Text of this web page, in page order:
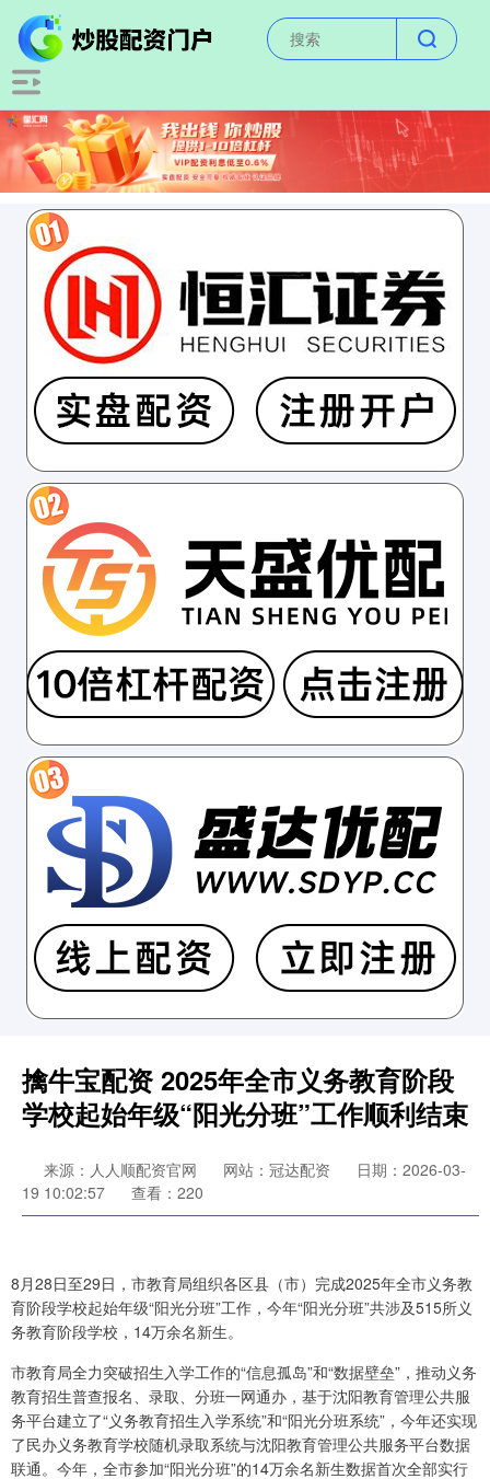
擒牛宝配资 2025年全市义务教育阶段
学校起始年级“阳光分班”工作顺利结束
来源：人人顺配资官网 网站：冠达配资
日期：2026-03-
19 10:02:57
查看：220
8月28日至29日，市教育局组织各区县（市）完成2025年全市义务教
育阶段学校起始年级“阳光分班”工作，今年“阳光分班”共涉及515所义
务教育阶段学校，14万余名新生。
市教育局全力突破招生入学工作的“信息孤岛”和“数据壁垒”，推动义务
教育招生普查报名、录取、分班一网通办，基于沈阳教育管理公共服
务平台建立了“义务教育招生入学系统”和“阳光分班系统”，今年还实现
了民办义务教育学校随机录取系统与沈阳教育管理公共服务平台数据
联通。今年，全市参加“阳光分班”的14万余名新生数据首次全部实行